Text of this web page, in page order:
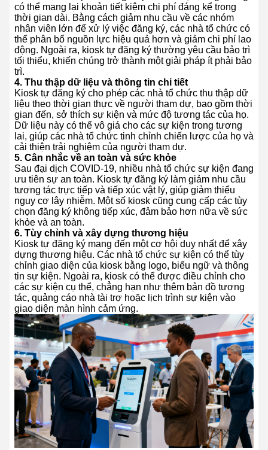
có thể mang lại khoản tiết kiệm chi phí đáng kể trong
thời gian dài. Bằng cách giảm nhu cầu về các nhóm
nhân viên lớn để xử lý việc đăng ký, các nhà tổ chức có
thể phân bổ nguồn lực hiệu quả hơn và giảm chi phí lao
động. Ngoài ra, kiosk tự đăng ký thường yêu cầu bảo trì
tối thiểu, khiến chúng trở thành một giải pháp ít phải bảo
trì.
4. Thu thập dữ liệu và thông tin chi tiết
Kiosk tự đăng ký cho phép các nhà tổ chức thu thập dữ
liệu theo thời gian thực về người tham dự, bao gồm thời
gian đến, sở thích sự kiện và mức độ tương tác của họ.
Dữ liệu này có thể vô giá cho các sự kiện trong tương
lai, giúp các nhà tổ chức tinh chỉnh chiến lược của họ và
cải thiện trải nghiệm của người tham dự.
5. Cân nhắc về an toàn và sức khỏe
Sau đại dịch COVID-19, nhiều nhà tổ chức sự kiện đang
ưu tiên sự an toàn. Kiosk tự đăng ký làm giảm nhu cầu
tương tác trực tiếp và tiếp xúc vật lý, giúp giảm thiểu
nguy cơ lây nhiễm. Một số kiosk cũng cung cấp các tùy
chọn đăng ký không tiếp xúc, đảm bảo hơn nữa về sức
khỏe và an toàn.
6. Tùy chỉnh và xây dựng thương hiệu
Kiosk tự đăng ký mang đến một cơ hội duy nhất để xây
dựng thương hiệu. Các nhà tổ chức sự kiện có thể tùy
chỉnh giao diện của kiosk bằng logo, biểu ngữ và thông
tin sự kiện. Ngoài ra, kiosk có thể được điều chỉnh cho
các sự kiện cụ thể, chẳng hạn như thêm bản đồ tương
tác, quảng cáo nhà tài trợ hoặc lịch trình sự kiện vào
giao diện màn hình cảm ứng.